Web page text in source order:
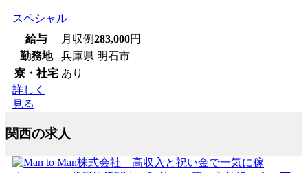
スペシャル
給与
月収例283,000円
勤務地
兵庫県 明石市
寮・社宅 あり
詳しく
見る
関西の求人